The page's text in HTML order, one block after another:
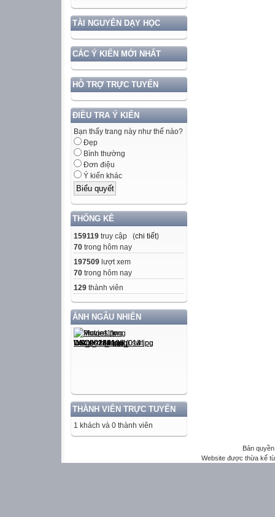
TÀI NGUYÊN DẠY HỌC
CÁC Ý KIẾN MỚI NHẤT
HỖ TRỢ TRỰC TUYẾN
ĐIỀU TRA Ý KIẾN
Bạn thấy trang này như thế nào?
Đẹp
Bình thường
Đơn điệu
Ý kiến khác
THỐNG KÊ
159119 truy cập (chi tiết)
70 trong hôm nay
197509 lượt xem
70 trong hôm nay
129 thành viên
ẢNH NGẪU NHIÊN
THÀNH VIÊN TRỰC TUYẾN
1 khách và 0 thành viên
Bản
Website được thừa kế